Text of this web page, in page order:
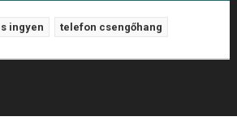
ingyen telefon csengőhang